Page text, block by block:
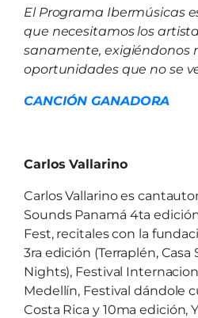
El Programa Ibermúsicas
que necesitamos los
sanamente, exigiéndonos
oportunidades que no se
CANCIÓN GANADORA
Carlos Vallarino
Carlos Vallarino es
Sounds Panamá 4ta
Fest, recitales con la
3ra edición (Terraplén, Casa
Nights), Festival
Medellín, Festival dándole
Costa Rica y 10ma edición,